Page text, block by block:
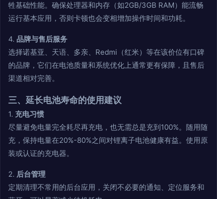
牲基础性能。确保处理器和内存（如2GB/3GB RAM）能流畅
运行基本应用，否则卡顿也会变相增加操作时间和功耗。
4. 品牌与售后服务
选择诺基亚、天语、多亲、Redmi（红米）等在该价位有口碑
的品牌，它们在电池质量和系统优化上通常更有保障，且售后
渠道相对完善。
三、延长电池寿命的使用建议
1. 充电习惯
尽量避免电量完全耗尽再充电，也无需总是充到100%。随用随
充，保持电量在20%-80%之间对锂离子电池健康有益。使用原
装或认证的充电器。
2. 后台管理
定期清理不常用的后台应用，关闭不必要的通知、定位服务和